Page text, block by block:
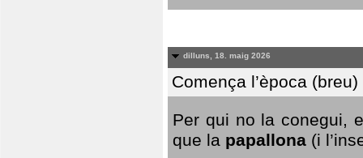
dilluns, 18. maig 2026
Comença l’època
Per qui no la conegui,
que la papallona (i